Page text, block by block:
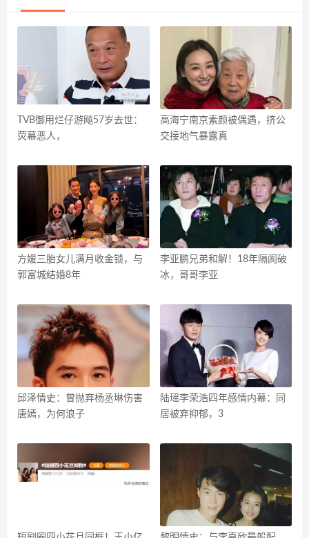
TVB御用烂仔游飚57岁去世：
荧幕恶人，
高海宁南京素颜被偶遇，挤公
交接地气暴露真
方媛三胎女儿满月收金锁，与
郭富城结婚8年
李亚鹏兄弟和解！18年隔阂破
冰，哥哥李亚
邱泽情史：曾抛弃杨丞琳伤害
唐嫣，为何浪子
陆瑶李荣浩四年感情内幕：同
居被弃抑郁，3